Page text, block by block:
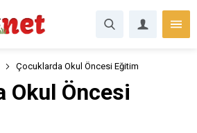
Çocuklarda Okul Öncesi Eğitim
Okul Öncesi